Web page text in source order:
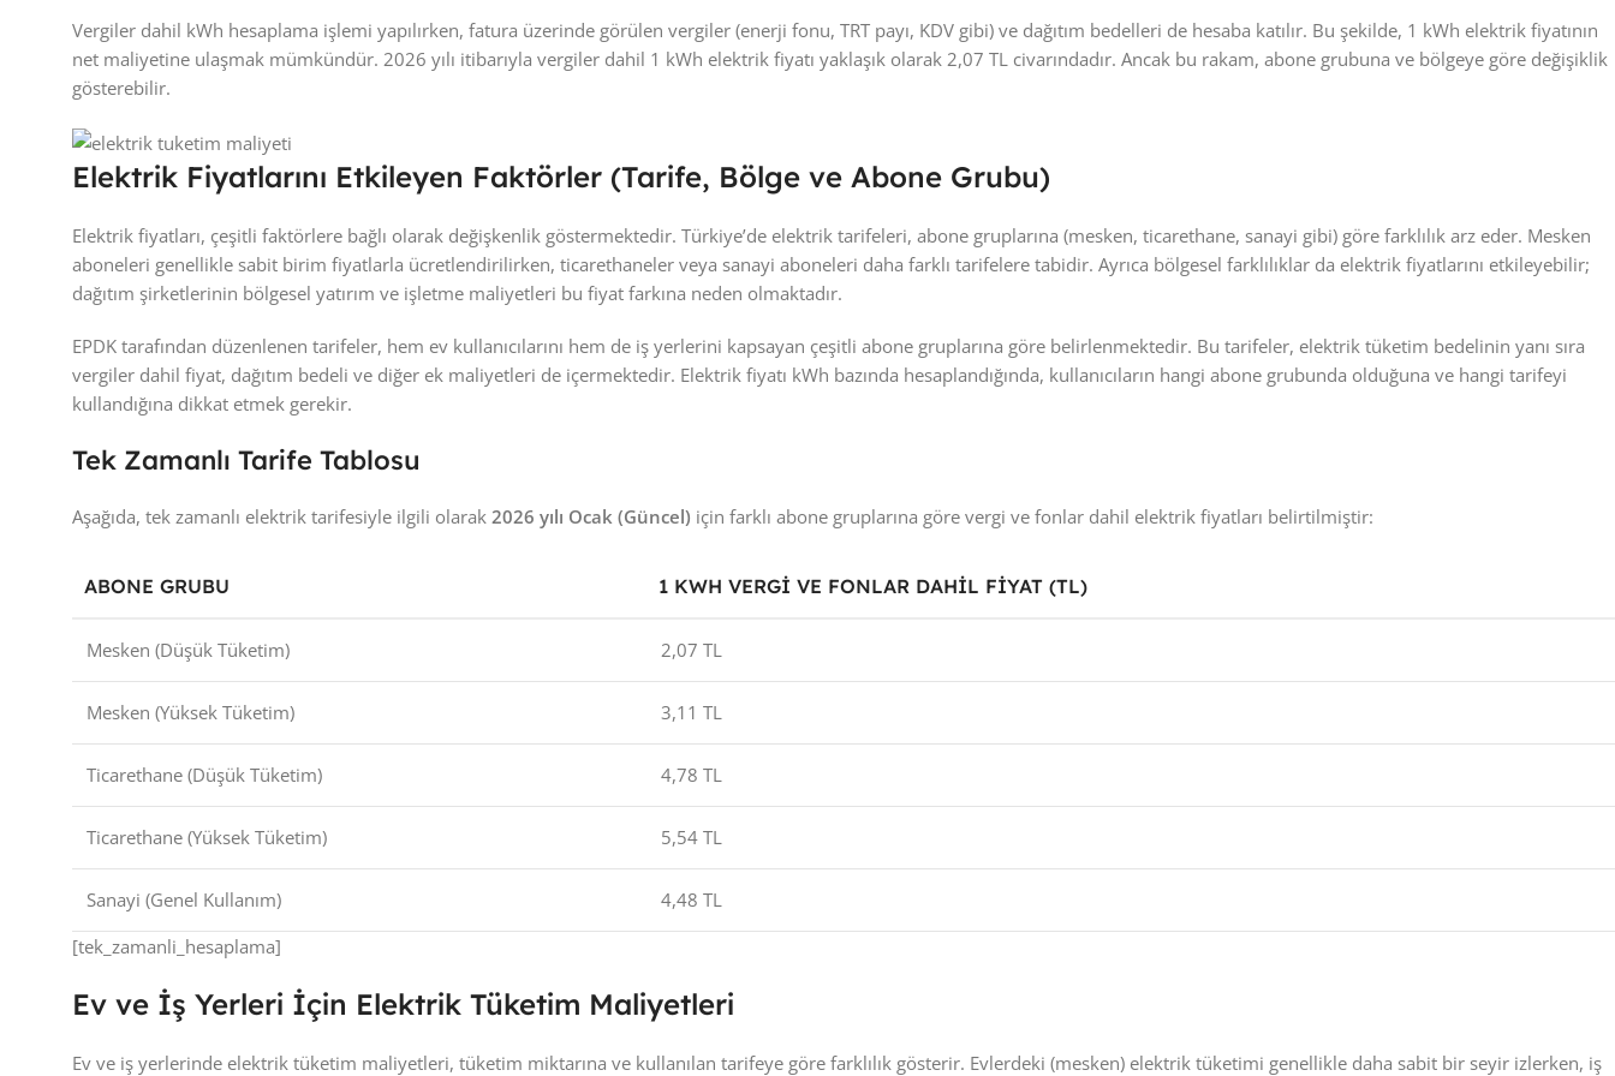
Vergiler dahil kWh hesaplama işlemi yapılırken, fatura üzerinde görülen vergiler (enerji fonu, TRT payı, KDV gibi) ve dağıtım bedelleri de hesaba katılır. Bu şekilde, 1 kWh elektrik fiyatının
net maliyetine ulaşmak mümkündür. 2026 yılı itibarıyla vergiler dahil 1 kWh elektrik fiyatı yaklaşık olarak 2,07 TL civarındadır. Ancak bu rakam, abone grubuna ve bölgeye göre değişiklik
gösterebilir.
Elektrik Fiyatlarını Etkileyen Faktörler (Tarife, Bölge ve Abone Grubu)
Elektrik fiyatları, çeşitli faktörlere bağlı olarak değişkenlik göstermektedir. Türkiye’de elektrik tarifeleri, abone gruplarına (mesken, ticarethane, sanayi gibi) göre farklılık arz eder. Mesken
aboneleri genellikle sabit birim fiyatlarla ücretlendirilirken, ticarethaneler veya sanayi aboneleri daha farklı tarifelere tabidir. Ayrıca bölgesel farklılıklar da elektrik fiyatlarını etkileyebilir;
dağıtım şirketlerinin bölgesel yatırım ve işletme maliyetleri bu fiyat farkına neden olmaktadır.
EPDK tarafından düzenlenen tarifeler, hem ev kullanıcılarını hem de iş yerlerini kapsayan çeşitli abone gruplarına göre belirlenmektedir. Bu tarifeler, elektrik tüketim bedelinin yanı sıra
vergiler dahil fiyat, dağıtım bedeli ve diğer ek maliyetleri de içermektedir. Elektrik fiyatı kWh bazında hesaplandığında, kullanıcıların hangi abone grubunda olduğuna ve hangi tarifeyi
kullandığına dikkat etmek gerekir.
Tek Zamanlı Tarife Tablosu
Aşağıda, tek zamanlı elektrik tarifesiyle ilgili olarak 2026 yılı Ocak (Güncel) için farklı abone gruplarına göre vergi ve fonlar dahil elektrik fiyatları belirtilmiştir:
ABONE GRUBU 1 KWH VERGI VE FONLAR DAHIL FIYAT (TL)
Mesken (Düşük Tüketim) 2,07 TL
Mesken (Yüksek Tüketim) 3,11 TL
Ticarethane (Düşük Tüketim) 4,78 TL
Ticarethane (Yüksek Tüketim) 5,54 TL
Sanayi (Genel Kullanım)
4,48 TL
[tek_zamanli_hesaplama]
Ev ve İş Yerleri İçin Elektrik Tüketim Maliyetleri
Ev ve iş yerlerinde elektrik tüketim maliyetleri, tüketim miktarına ve kullanılan tarifeye göre farklılık gösterir. Evlerdeki (mesken) elektrik tüketimi genellikle daha sabit bir seyir izlerken, iş